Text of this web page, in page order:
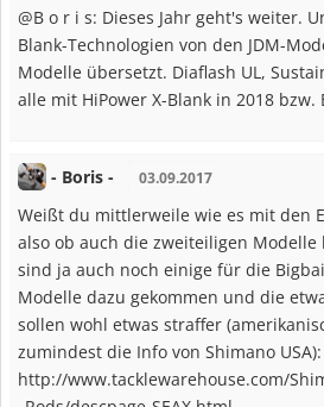
@B o r i s: Dieses Jahr geht's weiter.
Blank-Technologien von den JDM-
Modelle übersetzt. Diaflash UL,
alle mit HiPower X-Blank in 2018 bzw.
- Boris - 03.09.2017
Weißt du mittlerweile wie es mit den
also ob auch die zweiteiligen Modelle
sind ja auch noch einige für die
Modelle dazu gekommen und die
sollen wohl etwas straffer
zumindest die Info von Shimano USA):
http://www.tacklewarehouse.com/